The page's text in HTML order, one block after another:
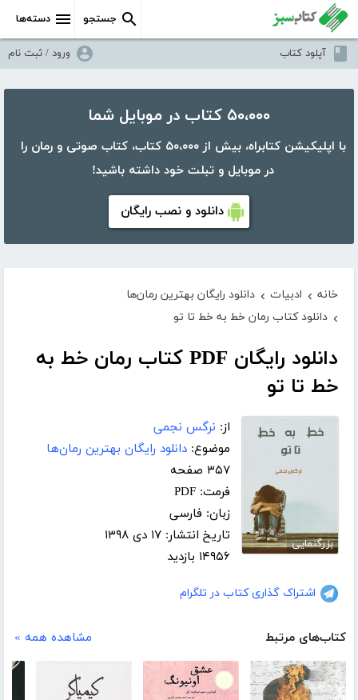
دسته‌ها جستجو
آپلود کتاب ورود / ثبت نام
۵۰،۰۰۰ کتاب در موبایل شما
با اپلیکیشن کتابراه، بیش از ۵۰،۰۰۰ کتاب، کتاب صوتی و رمان را
در موبایل و تبلت خود داشته باشید!
دانلود و نصب رایگان
خانه › ادبیات › دانلود رایگان بهترین رمان‌ها
› دانلود کتاب رمان خط به خط تا تو
دانلود رایگان PDF کتاب رمان خط به
خط تا تو
بزرگنمایی
از: نرگس نجمی
موضوع: دانلود رایگان بهترین رمان‌ها
۳۵۷ صفحه
فرمت: PDF
زبان: فارسی
تاریخ انتشار: ۱۷ دی ۱۳۹۸
۱۴۹۵۶ بازدید
اشتراک گذاری کتاب در تلگرام
کتاب‌های مرتبط مشاهده همه »